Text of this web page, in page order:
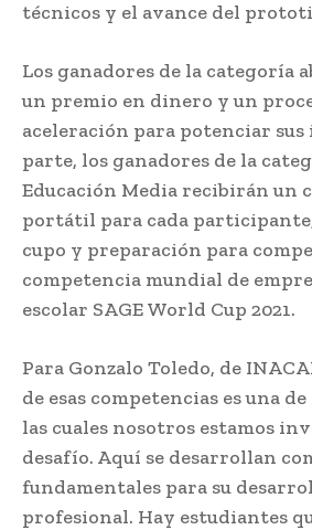
técnicos y el avance del
Los ganadores de la categoría
un premio en dinero y un
aceleración para potenciar sus
parte, los ganadores de la
Educación Media recibirán un
portátil para cada participante,
cupo y preparación para
competencia mundial de
escolar SAGE World Cup 2021.
Para Gonzalo Toledo, de
de esas competencias es una
las cuales nosotros estamos
desafío. Aquí se desarrollan
fundamentales para su
profesional. Hay estudiantes